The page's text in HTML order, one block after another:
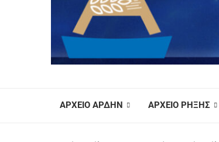
ΑΡΧΕΙΟ ΑΡΔΗΝ ΑΡΧΕΙΟ ΡΗΞΗΣ